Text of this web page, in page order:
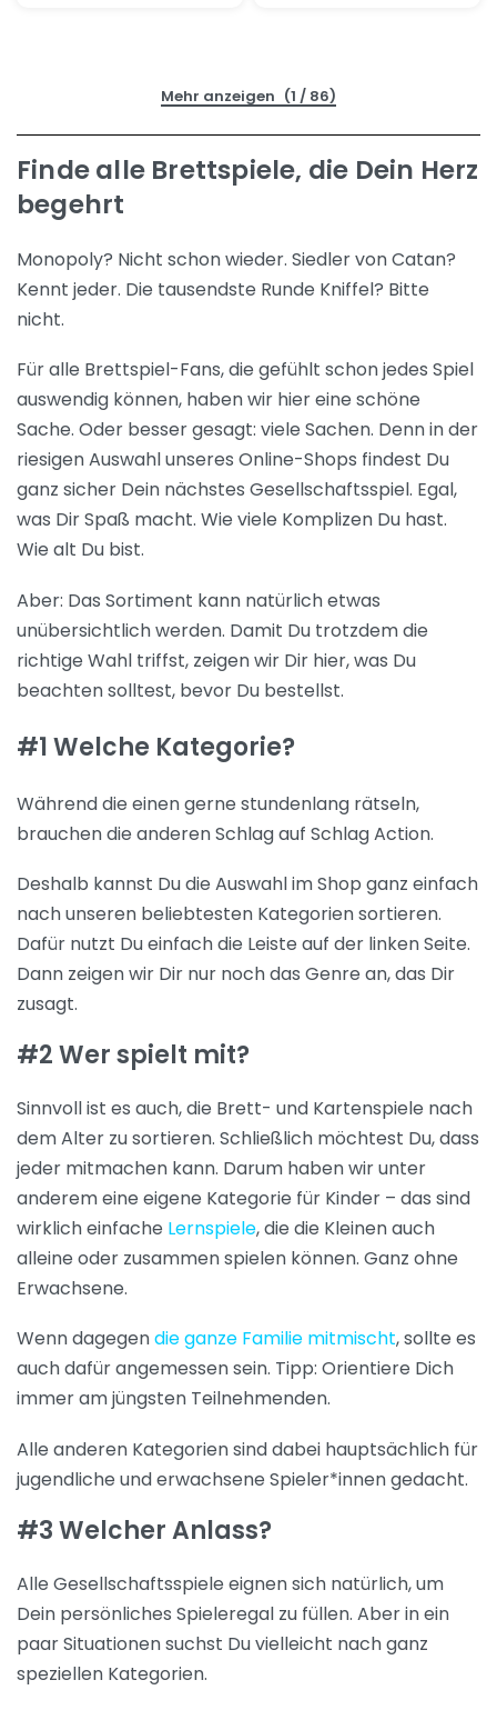
(1 / 86)
Finde alle Brettspiele, die Dein Herz
begehrt
Monopoly? Nicht schon wieder. Siedler von Catan?
Kennt jeder. Die tausendste Runde Kniffel? Bitte
nicht.
Für alle Brettspiel-Fans, die gefühlt schon jedes Spiel
auswendig können, haben wir hier eine schöne
Sache. Oder besser gesagt: viele Sachen. Denn in der
riesigen Auswahl unseres Online-Shops findest Du
ganz sicher Dein nächstes Gesellschaftsspiel. Egal,
was Dir Spaß macht. Wie viele Komplizen Du hast.
Wie alt Du bist.
Aber: Das Sortiment kann natürlich etwas
unübersichtlich werden. Damit Du trotzdem die
richtige Wahl triffst, zeigen wir Dir hier, was Du
beachten solltest, bevor Du bestellst.
#1 Welche Kategorie?
Während die einen gerne stundenlang rätseln,
brauchen die anderen Schlag auf Schlag Action.
Deshalb kannst Du die Auswahl im Shop ganz einfach
nach unseren beliebtesten Kategorien sortieren.
Dafür nutzt Du einfach die Leiste auf der linken Seite.
Dann zeigen wir Dir nur noch das Genre an, das Dir
zusagt.
#2 Wer spielt mit?
Sinnvoll ist es auch, die Brett- und Kartenspiele nach
dem Alter zu sortieren. Schließlich möchtest Du, dass
jeder mitmachen kann. Darum haben wir unter
anderem eine eigene Kategorie für Kinder – das sind
wirklich einfache Lernspiele, die die Kleinen auch
alleine oder zusammen spielen können. Ganz ohne
Erwachsene.
Wenn dagegendie ganze Familie mitmischt, sollte es
auch dafür angemessen sein. Tipp: Orientiere Dich
immer am jüngsten Teilnehmenden.
Alle anderen Kategorien sind dabei hauptsächlich für
jugendliche und erwachsene Spieler*innen gedacht.
#3 Welcher Anlass?
Alle Gesellschaftsspiele eignen sich natürlich, um
Dein persönliches Spieleregal zu füllen. Aber in ein
paar Situationen suchst Du vielleicht nach ganz
speziellen Kategorien.